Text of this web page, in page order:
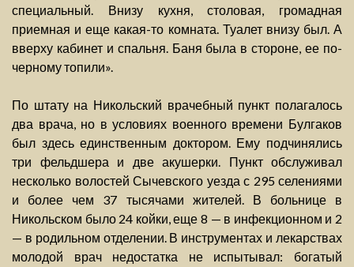
специальный. Внизу кухня, столовая, громадная
приемная и еще какая-то комната. Туалет внизу был. А
вверху кабинет и спальня. Баня была в стороне, ее по-
черному топили».
По штату на Никольский врачебный пункт полагалось
два врача, но в условиях военного времени Булгаков
был здесь единственным доктором. Ему подчинялись
три фельдшера и две акушерки. Пункт обслуживал
несколько волостей Сычевского уезда с 295 селениями
и более чем 37 тысячами жителей. В больнице в
Никольском было 24 койки, еще 8 — в инфекционном и 2
— в родильном отделении. В инструментах и лекарствах
молодой врач недостатка не испытывал: богатый